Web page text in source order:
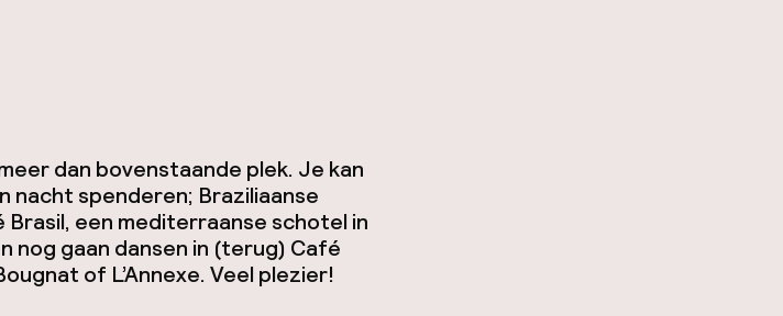
dan bovenstaande plek. Je kan
nacht spenderen; Braziliaanse
een mediterraanse schotel in
nog gaan dansen in (terug) Café
of L’Annexe. Veel plezier!